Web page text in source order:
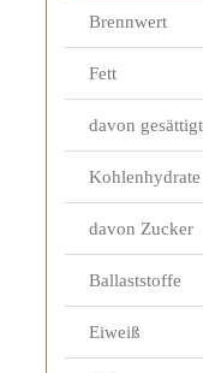
Brennwert
Fett
davon
Kohlenhydrate
davon Zucker
Ballaststoffe
Eiweiß